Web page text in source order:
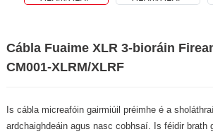
Cábla Fuaime XLR 3-bioráin
CM001-XLRM/XLRF
Is cábla micreafóin gairmiúil préimhe é a
ardchaighdeáin agus nasc cobhsaí. Is féidir brath